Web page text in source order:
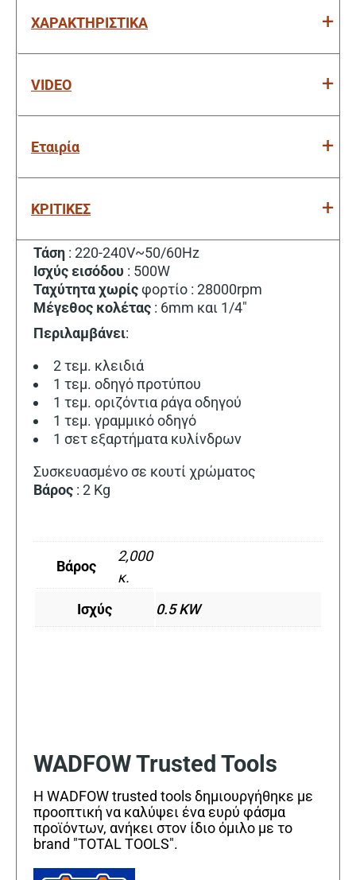
ΧΑΡΑΚΤΗΡΙΣΤΙΚΑ
VIDEO
Εταιρία
ΚΡΙΤΙΚΕΣ
Τάση : 220-240V~50/60Hz
Ισχύς εισόδου : 500W
Ταχύτηταχωρίςφορτίο : 28000rpm
Μέγεθος κολέτας : 6mm και 1/4″
Περιλαμβάνει:
2 τεμ. κλειδιά
1 τεμ. οδηγό προτύπου
1 τεμ. οριζόντια ράγα οδηγού
1 τεμ. γραμμικό οδηγό
1 σετ εξαρτήματα κυλίνδρων
Συσκευασμένο σε κουτί χρώματος
Βάρος : 2 Kg
Βάρος
2,000
κ.
Ισχύς
0.5 KW
WADFOW Trusted Tools
Η WADFOW trusted tools δημιουργήθηκε με
προοπτική να καλύψει ένα ευρύ φάσμα
προϊόντων, ανήκει στον ίδιο όμιλο με το
brand "TOTAL TOOLS".